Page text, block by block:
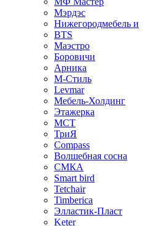
Мэрдэс
Нижегородмебель и
BTS
Маэстро
Боровичи
Арника
М-Стиль
Levmar
Мебель-Холдинг
Этажерка
МСТ
ТриЯ
Compass
Волшебная сосна
СМКА
Smart bird
Tetchair
Timberica
Элластик-Пласт
Keter